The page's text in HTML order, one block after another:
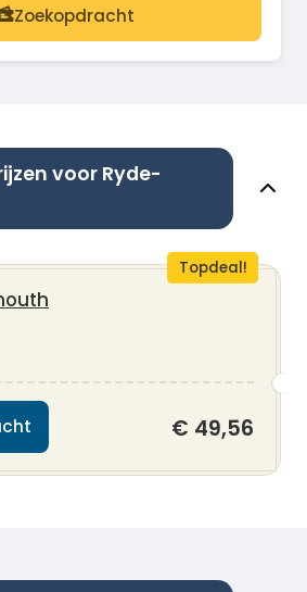
Zoekopdracht
voor Ryde-
Topdeal!
€ 49,56